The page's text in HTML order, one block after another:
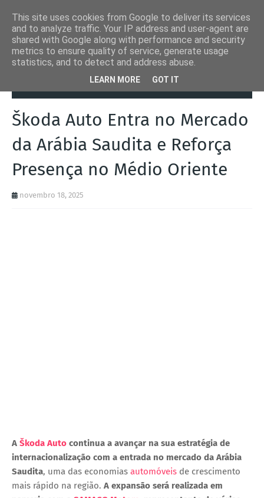
Arábia Saudita
Škoda Auto Entra no Mercado da
Škoda Auto Entra no Mercado
da Arábia Saudita e Reforça
Presença no Médio Oriente
novembro 18, 2025
A Škoda Auto continua a avançar na sua estratégia de
internacionalização com a entrada no mercado da Arábia
Saudita, uma das economias automóveis de crescimento
mais rápido na região. A expansão será realizada em
This site uses cookies from Google to deliver its services
and to analyze traffic. Your IP address and user-agent are
shared with Google along with performance and security
metrics to ensure quality of service, generate usage
statistics, and to detect and address abuse.
LEARN MORE GOT IT